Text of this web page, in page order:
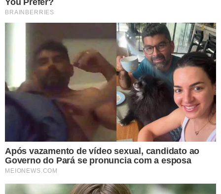
Em 2010, o industrial chinês de 54 anos e dono da 10ª
maior fortuna da China, de acordo com a revista Forbes,
comprou a sueca Volvo Cars. Durante várias semanas,
houve rumores sobre sua possível chegada à Daimler na
imprensa econômica alemã.
Mas apenas nesta sexta-feira, pela primeira vez, a
participação acionária da Geely no capital da Daimler
superou os 3%, forçando a fabricante alemã a informar à
Bolsa de Valores de Frankfurt.